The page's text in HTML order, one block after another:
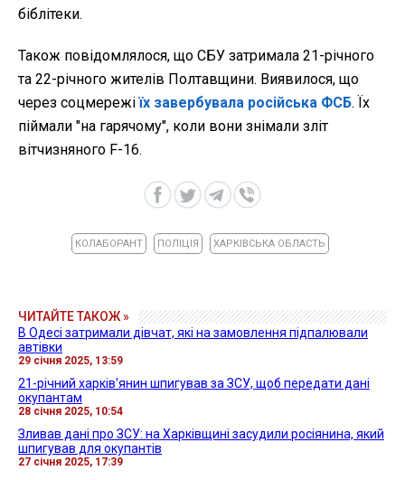
біблітеки.
Також повідомлялося, що СБУ затримала 21-річного
та 22-річного жителів Полтавщини. Виявилося, що
через соцмережіїх завербувала російська ФСБ. Їх
піймали "на гарячому", коли вони знімали зліт
вітчизняного F-16.
КОЛАБОРАНТ ПОЛІЦІЯ ХАРКІВСЬКА ОБЛАСТЬ
ЧИТАЙТЕ ТАКОЖ »
В Одесі затримали дівчат, які на замовлення підпалювали
автівки
29 січня 2025, 13:59
21-річний харків'янин шпигував за ЗСУ, щоб передати дані
окупантам
28 січня 2025, 10:54
Зливав дані про ЗСУ: на Харківщині засудили росіянина, який
шпигував для окупантів
27 січня 2025, 17:39